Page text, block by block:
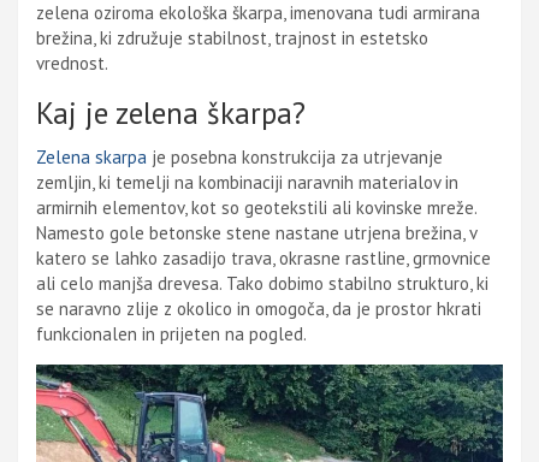
zelena oziroma ekološka škarpa, imenovana tudi armirana
brežina, ki združuje stabilnost, trajnost in estetsko
vrednost.
Kaj je zelena škarpa?
Zelena skarpa je posebna konstrukcija za utrjevanje
zemljin, ki temelji na kombinaciji naravnih materialov in
armirnih elementov, kot so geotekstili ali kovinske mreže.
Namesto gole betonske stene nastane utrjena brežina, v
katero se lahko zasadijo trava, okrasne rastline, grmovnice
ali celo manjša drevesa. Tako dobimo stabilno strukturo, ki
se naravno zlije z okolico in omogoča, da je prostor hkrati
funkcionalen in prijeten na pogled.